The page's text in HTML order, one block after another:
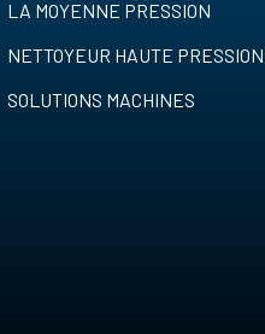
LA MOYENNE PRESSION
NETTOYEUR HAUTE PRESSION
SOLUTIONS MACHINES